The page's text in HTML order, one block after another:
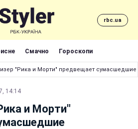
rbc.ua
Смачно Гороскопи
"Рика и Морти" предвещает
14:14
и Морти"